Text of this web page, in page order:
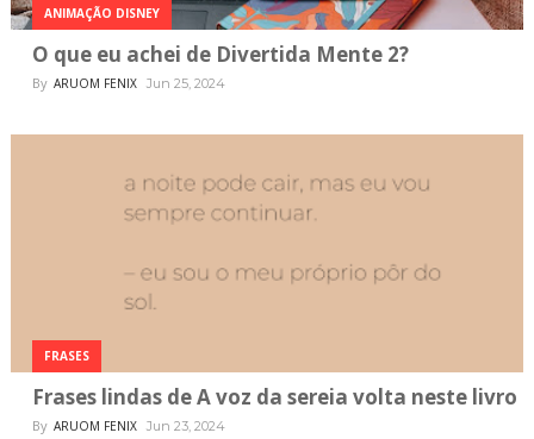
ANIMAÇÃO DISNEY
O que eu achei de Divertida Mente 2?
By ARUOM FENIX Jun 25, 2024
FRASES
Frases lindas de A voz da sereia volta neste livro
By ARUOM FENIX Jun 23, 2024